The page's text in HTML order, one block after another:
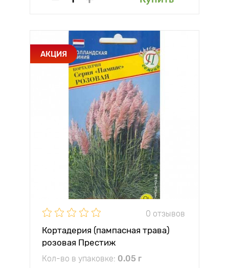
АКЦИЯ
0 отзывов
Кортадерия (пампасная трава)
розовая Престиж
Кол-во в упаковке: 0.05 г